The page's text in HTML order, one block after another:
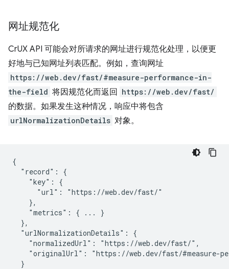
网址规范化
CrUX API 可能会对所请求的网址进行规范化处理，以便更
好地与已知网址列表匹配。例如，查询网址
https://web.dev/fast/#measure-performance-in-
the-field 将因规范化而返回 https://web.dev/fast/
的数据。如果发生这种情况，响应中将包含
urlNormalizationDetails 对象。
{
  "record": {
    "key": {
      "url": "https://web.dev/fast/"
    },
    "metrics": { ... }
  },
  "urlNormalizationDetails": {
    "normalizedUrl": "https://web.dev/fast/",
"originalUrl": "https://web.dev/fast/#measure-
  }